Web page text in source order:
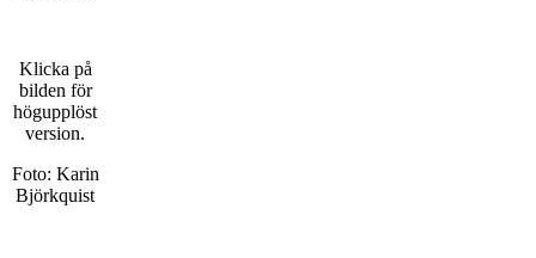
Klicka på
bilden för
högupplöst
version.
Foto: Karin
Björkquist